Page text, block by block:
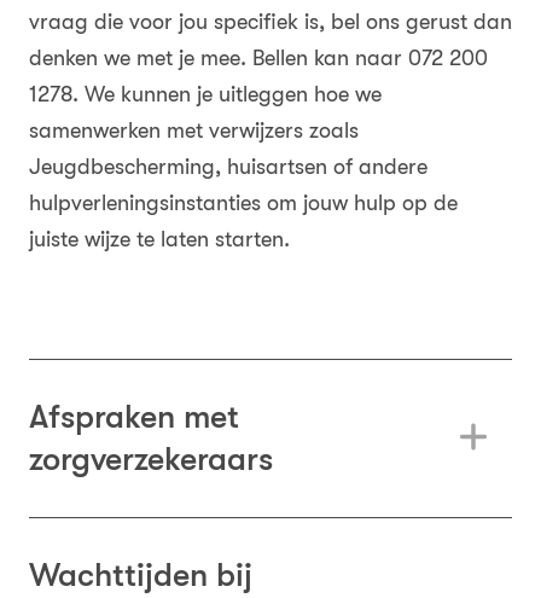
vraag die voor jou specifiek is, bel ons gerust dan
denken we met je mee. Bellen kan naar 072 200
1278. We kunnen je uitleggen hoe we
samenwerken met verwijzers zoals
Jeugdbescherming, huisartsen of andere
hulpverleningsinstanties om jouw hulp op de
juiste wijze te laten starten.
Afspraken met
zorgverzekeraars
Wachttijden bij